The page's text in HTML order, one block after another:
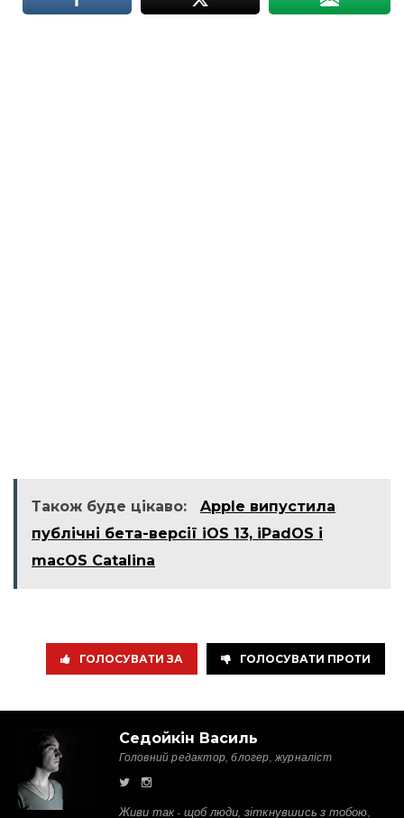
Також буде цікаво:
Apple випустила
публічні бета-версії iOS 13, iPadOS і
macOS Catalina
ГОЛОСУВАТИ ЗА ГОЛОСУВАТИ ПРОТИ
Седойкін Василь
Головний редактор, блогер, журналіст
Живи так - щоб люди, зіткнувшись з тобою,